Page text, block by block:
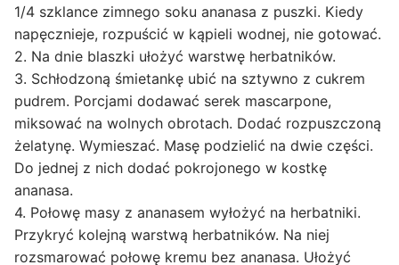
1/4 szklance zimnego soku ananasa z puszki. Kiedy
napęcznieje, rozpuścić w kąpieli wodnej, nie gotować.
2. Na dnie blaszki ułożyć warstwę herbatników.
3. Schłodzoną śmietankę ubić na sztywno z cukrem
pudrem. Porcjami dodawać serek mascarpone,
miksować na wolnych obrotach. Dodać rozpuszczoną
żelatynę. Wymieszać. Masę podzielić na dwie części.
Do jednej z nich dodać pokrojonego w kostkę
ananasa.
4. Połowę masy z ananasem wyłożyć na herbatniki.
Przykryć kolejną warstwą herbatników. Na niej
rozsmarować połowę kremu bez ananasa. Ułożyć